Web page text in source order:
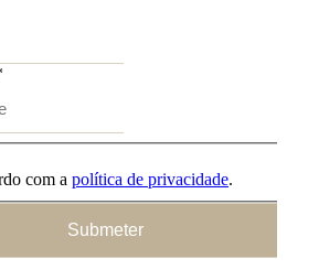
com a política de privacidade.
Submeter